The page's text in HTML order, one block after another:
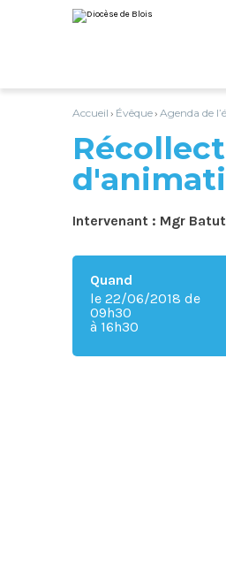
au
contenu.
personnels
Accueil › Évêque› Agenda de
Intervenant : Mgr Batut
Quand
le 22/06/2018 de
09h30
à 16h30